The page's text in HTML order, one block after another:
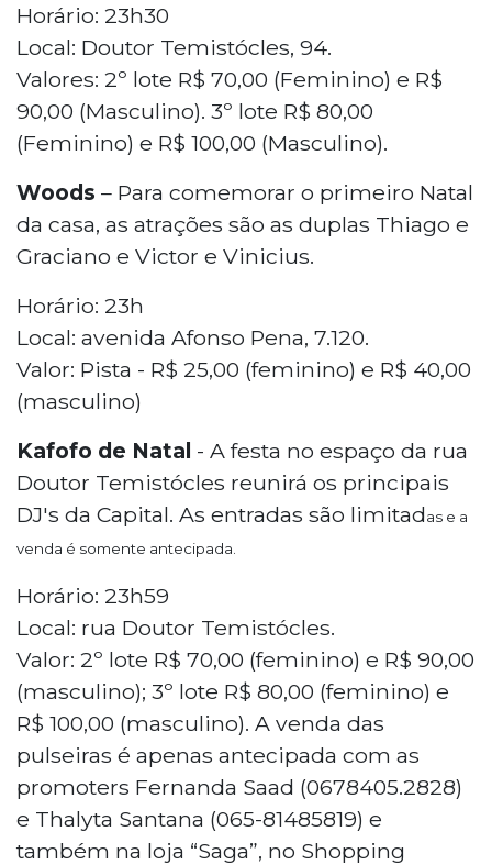
Horário: 23h30
Local: Doutor Temistócles, 94.
Valores: 2º lote R$ 70,00 (Feminino) e R$
90,00 (Masculino). 3º lote R$ 80,00
(Feminino) e R$ 100,00 (Masculino).
Woods – Para comemorar o primeiro Natal
da casa, as atrações são as duplas Thiago e
Graciano e Victor e Vinicius.
Horário: 23h
Local: avenida Afonso Pena, 7.120.
Valor: Pista - R$ 25,00 (feminino) e R$ 40,00
(masculino)
Kafofo de Natal - A festa no espaço da rua
Doutor Temistócles reunirá os principais
DJ's da Capital. As entradas são limitadas e a
venda é somente antecipada.
Horário: 23h59
Local: rua Doutor Temistócles.
Valor: 2º lote R$ 70,00 (feminino) e R$ 90,00
(masculino); 3º lote R$ 80,00 (feminino) e
R$ 100,00 (masculino). A venda das
pulseiras é apenas antecipada com as
promoters Fernanda Saad (0678405.2828)
e Thalyta Santana (065-81485819) e
também na loja “Saga”, no Shopping